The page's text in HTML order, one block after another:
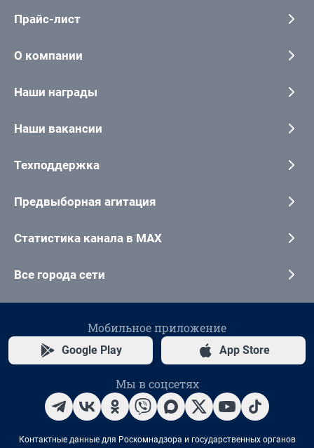
Прайс-лист
О компании
Наши награды
Наши вакансии
Техподдержка
Предвыборная агитация
Статистика канала в MAX
Все города сети
Мобильное приложение
Google Play App Store
Мы в соцсетях
Контактные данные для Роскомнадзора и государственных органов